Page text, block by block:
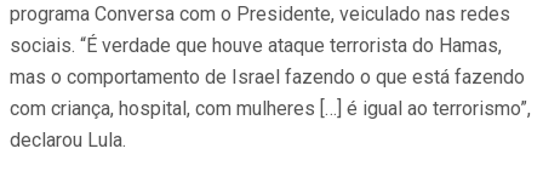
programa Conversa com o Presidente, veiculado nas redes
sociais. “É verdade que houve ataque terrorista do Hamas,
mas o comportamento de Israel fazendo o que está fazendo
com criança, hospital, com mulheres […] é igual ao terrorismo”,
declarou Lula.